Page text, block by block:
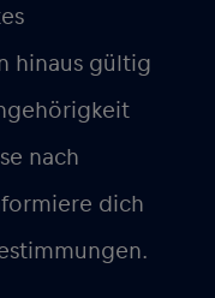
hinaus gültig
nach
dich